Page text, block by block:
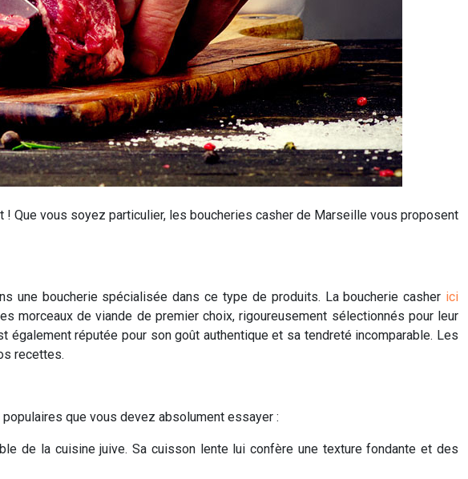
Que vous soyez particulier, les boucheries casher de Marseille vous proposent
une boucherie spécialisée dans ce type de produits. La boucherie casher ici
morceaux de viande de premier choix, rigoureusement sélectionnés pour leur
réputée pour son goût authentique et sa tendreté incomparable. Les
recettes.
que vous devez absolument essayer :
de la cuisine juive. Sa cuisson lente lui confère une texture fondante et des